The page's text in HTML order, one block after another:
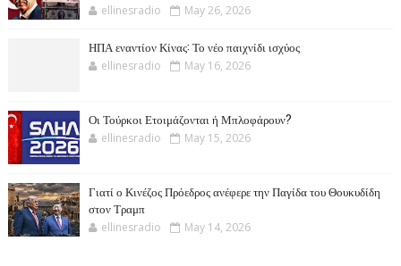
ellinesradio May 26, 2026
ΗΠΑ εναντίον Κίνας: Το νέο παιχνίδι ισχύος
ellinesradio May 16, 2026
Οι Τούρκοι Ετοιμάζονται ή Μπλοφάρουν?
ellinesradio May 15, 2026
Γιατί ο Κινέζος Πρόεδρος ανέφερε την Παγίδα του Θουκυδίδη
στον Τραμπ
ellinesradio May 14, 2026